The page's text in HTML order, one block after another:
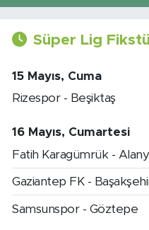
Süper Lig
15 Mayıs, Cuma
Rizespor - Beşiktaş
16 Mayıs, Cumartesi
Fatih Karagümrük -
Gaziantep FK -
Samsunspor - Göztepe